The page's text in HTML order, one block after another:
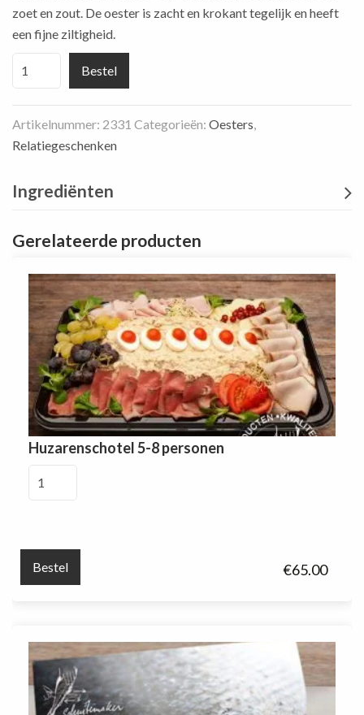
zoet en zout. De oester is zacht en krokant tegelijk en heeft
een fijne ziltigheid.
12
st.
Bestel
Artikelnummer: 2331 Categorieën: Oesters,
Relatiegeschenken
Ingrediënten
Gerelateerde producten
Huzarenschotel 5-8 personen
€65.00
Bestel